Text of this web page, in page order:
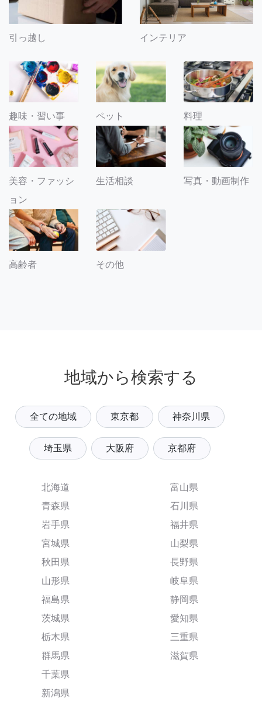
引っ越し インテリア
趣味・習い事 ペット 料理
美容・ファッシ
ョン
生活相談 写真・動画制作
高齢者 その他
地域から検索する
全ての地域 東京都 神奈川県
埼玉県 大阪府 京都府
北海道
青森県
岩手県
宮城県
秋田県
山形県
福島県
茨城県
栃木県
群馬県
千葉県
新潟県
富山県
石川県
福井県
山梨県
長野県
岐阜県
静岡県
愛知県
三重県
滋賀県